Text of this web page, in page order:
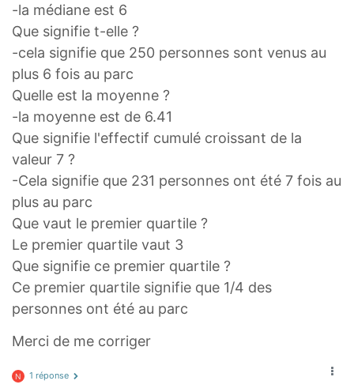
-la médiane est 6
Que signifie t-elle ?
-cela signifie que 250 personnes sont venus au
plus 6 fois au parc
Quelle est la moyenne ?
-la moyenne est de 6.41
Que signifie l'effectif cumulé croissant de la
valeur 7 ?
-Cela signifie que 231 personnes ont été 7 fois au
plus au parc
Que vaut le premier quartile ?
Le premier quartile vaut 3
Que signifie ce premier quartile ?
Ce premier quartile signifie que 1/4 des
personnes ont été au parc
Merci de me corriger
N 1 réponse